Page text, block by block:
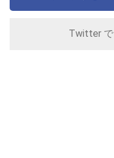
Twitter で